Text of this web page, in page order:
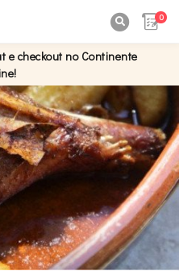
0
e checkout no Continente